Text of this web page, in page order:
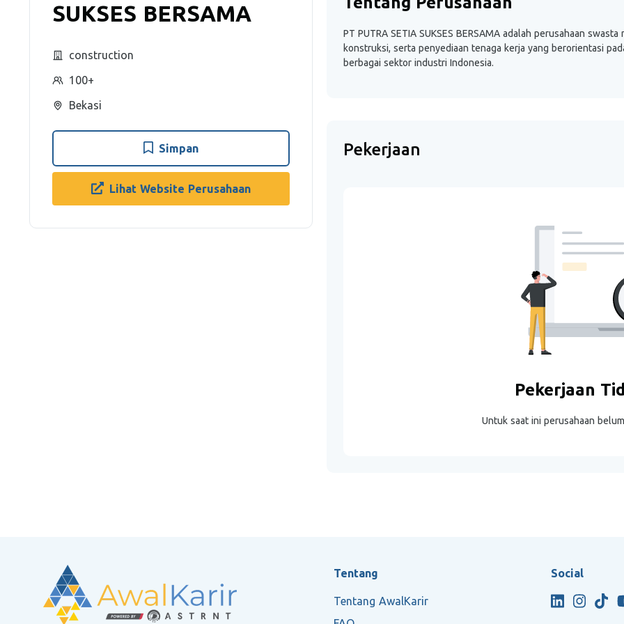
SUKSES BERSAMA
construction
100+
Bekasi
Simpan
Lihat Website Perusahaan
PT PUTRA SETIA SUKSES BERSAMA adalah perusahaan
konstruksi, serta penyediaan tenaga kerja yang berorientasi
berbagai sektor industri Indonesia.
Pekerjaan
Pekerjaan
Untuk saat ini perusahaan
Tentang
Tentang AwalKarir
Social